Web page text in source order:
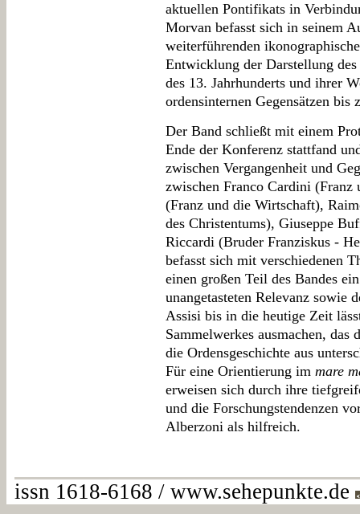
aktuellen Pontifikats in
Morvan befasst sich in seinem
weiterführenden
Entwicklung der Darstellung
des 13. Jahrhunderts und ihrer
ordensinternen Gegensätzen
Der Band schließt mit einem
Ende der Konferenz stattfand
zwischen Vergangenheit und
zwischen Franco Cardini
(Franz und die Wirtschaft),
des Christentums), Giuseppe
Riccardi (Bruder Franziskus -
befasst sich mit verschiedenen
einen großen Teil des Bandes
unangetasteten Relevanz sowie
Assisi bis in die heutige Zeit
Sammelwerkes ausmachen,
die Ordensgeschichte aus
Für eine Orientierung im mare
erweisen sich durch ihre
und die Forschungstendenzen
Alberzoni als hilfreich.
issn 1618-6168 / www.sehepunkte.de